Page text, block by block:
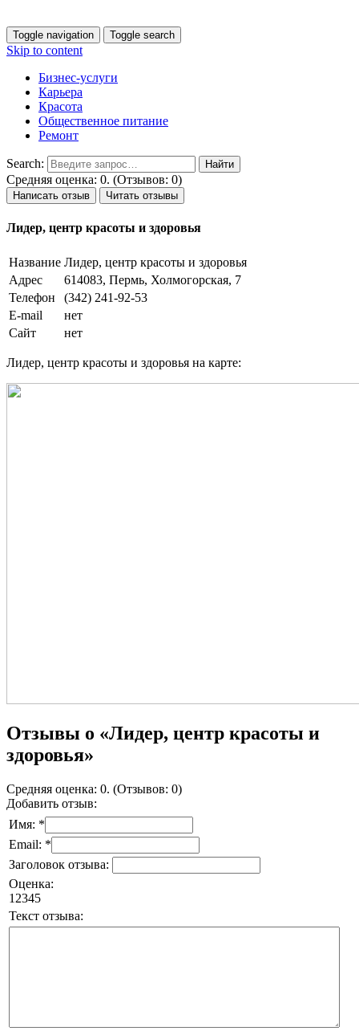
Toggle navigation Toggle search
Skip to content
Бизнес-услуги
Карьера
Красота
Общественное питание
Ремонт
Search:
Средняя оценка: 0. (Отзывов: 0)
Написать отзыв Читать отзывы
Лидер, центр красоты и здоровья
Название Лидер, центр красоты и здоровья
Адрес
614083, Пермь, Холмогорская, 7
Телефон
(342) 241-92-53
E-mail
нет
Сайт
нет
Лидер, центр красоты и здоровья на карте:
Отзывы о «Лидер, центр красоты и
здоровья»
Средняя оценка: 0. (Отзывов: 0)
Добавить отзыв:
Имя: *
Email: *
Заголовок отзыва:
Оценка:
1 2345
Текст отзыва: